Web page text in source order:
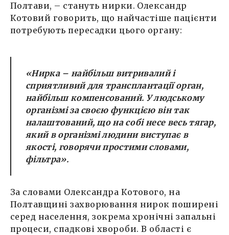
Полтави, – стануть нирки. Олександр
Котовий говорить, що найчастіше пацієнти
потребують пересадки цього органу:
«Нирка – найбільш витривалий і
сприятливий для трансплантації орган,
найбільш компенсований. У людському
організмі за своєю функцією він так
налаштований, що на собі несе весь тягар,
який в організмі людини виступає в
якості, говорячи простими словами,
фільтра».
За словами Олександра Котового, на
Полтавщині захворювання нирок поширені
серед населення, зокрема хронічні запальні
процеси, спадкові хвороби. В області є